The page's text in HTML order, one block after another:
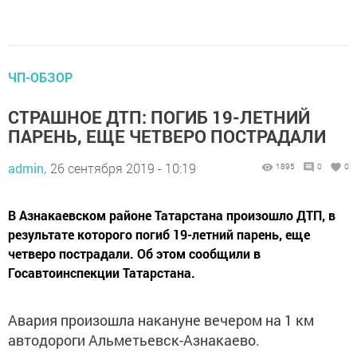
ЧП-ОБЗОР
СТРАШНОЕ ДТП: ПОГИБ 19-ЛЕТНИЙ
ПАРЕНЬ, ЕЩЕ ЧЕТВЕРО ПОСТРАДАЛИ
admin, 26 сентября 2019 - 10:19 1895 0 0
В Азнакаевском районе Татарстана произошло ДТП, в
результате которого погиб 19-летний парень, еще
четверо пострадали. Об этом сообщили в
Госавтоинспекции Татарстана.
Авария произошла накануне вечером на 1 км
автодороги Альметьевск-Азнакаево.